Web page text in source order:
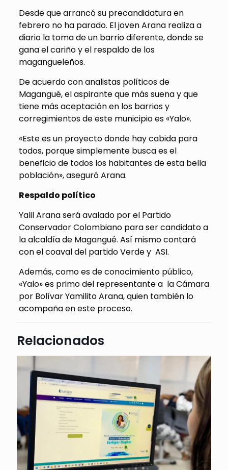
Desde que arrancó su precandidatura en
febrero no ha parado. El joven Arana realiza a
diario la toma de un barrio diferente, donde se
gana el cariño y el respaldo de los
magangueleños.
De acuerdo con analistas políticos de
Magangué, el aspirante que más suena y que
tiene más aceptación en los barrios y
corregimientos de este municipio es «Yalo».
«Este es un proyecto donde hay cabida para
todos, porque simplemente busca es el
beneficio de todos los habitantes de esta bella
población», aseguró Arana.
Respaldo político
Yalil Arana será avalado por el Partido
Conservador Colombiano para ser candidato a
la alcaldía de Magangué. Así mismo contará
con el coaval del partido Verde y ASI.
Además, como es de conocimiento público,
«Yalo» es primo del representante a la Cámara
por Bolívar Yamilito Arana, quien también lo
acompaña en este proceso.
Relacionados